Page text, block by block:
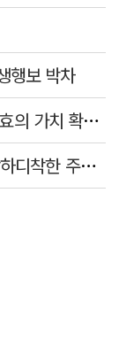
행보 박차
[리더 열전] 조광제 (재)보화원 이사장 "효의 가치 확산 위해 젊은층 참여 이끌어낼 것"
칠곡 알뜰 만남의주유소…경북 최초 '착하디착한 주유소' 선정